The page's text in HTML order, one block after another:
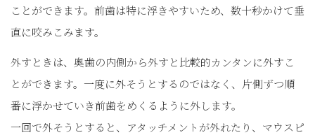
ことができます。前歯は特に浮きやすいため、数十秒かけて垂
直に咬みこみます。
外すときは、奥歯の内側から外すと比較的カンタンに外すこ
とができます。一度に外そうとするのではなく、片側ずつ順
番に浮かせていき前歯をめくるように外します。
一回で外そうとすると、アタッチメントが外れたり、マウスピ